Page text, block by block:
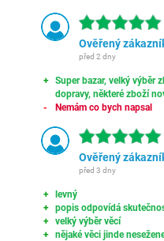
Ověřený
před 2 dny
Super bazar, velký výběr
dopravy, některé zboží
Nemám co bych napsal
Ověřený
před 3 dny
levný
popis odpovídá
velký výběr věcí
nějaké věci jinde